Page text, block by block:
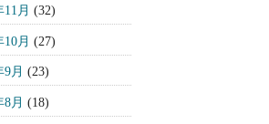
11月 (32)
10月 (27)
9月 (23)
8月 (18)